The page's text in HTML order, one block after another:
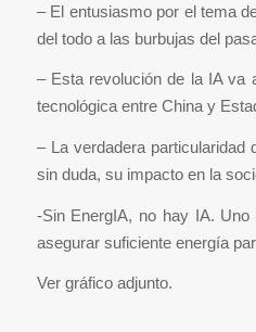
– El entusiasmo por el tema
del todo a las burbujas del
– Esta revolución de la IA va
tecnológica entre China y
– La verdadera particularidad
sin duda, su impacto en la
-Sin EnergIA, no hay IA.
asegurar suficiente energía
Ver gráfico adjunto.